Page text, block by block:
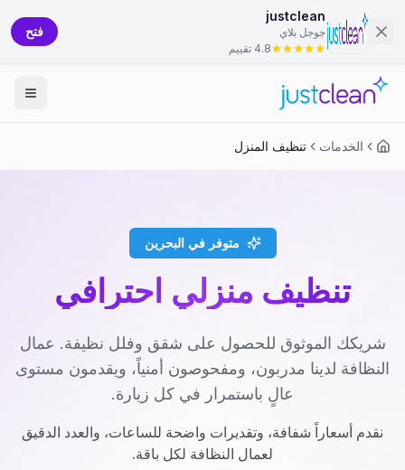
justclean
جوجل بلاي
4.8 تقييم
فتح
الخدمات تنظيف المنزل
متوفر في البحرين
تنظيف منزلي احترافي
شريكك الموثوق للحصول على شقق وفلل نظيفة. عمال
النظافة لدينا مدربون، ومفحوصون أمنياً، ويقدمون مستوى
عالٍ باستمرار في كل زيارة.
نقدم أسعاراً شفافة، وتقديرات واضحة للساعات، والعدد الدقيق
لعمال النظافة لكل باقة.